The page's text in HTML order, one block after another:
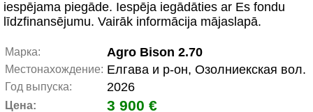
iespējama piegāde. Iespēja iegādāties ar Es fondu
līdzfinansējumu. Vairāk informācija mājaslapā.
Марка: Agro Bison 2.70
Местонахождение: Елгава и р-он, Озолниекская вол.
Год выпуска: 2026
Цена: 3 900 €